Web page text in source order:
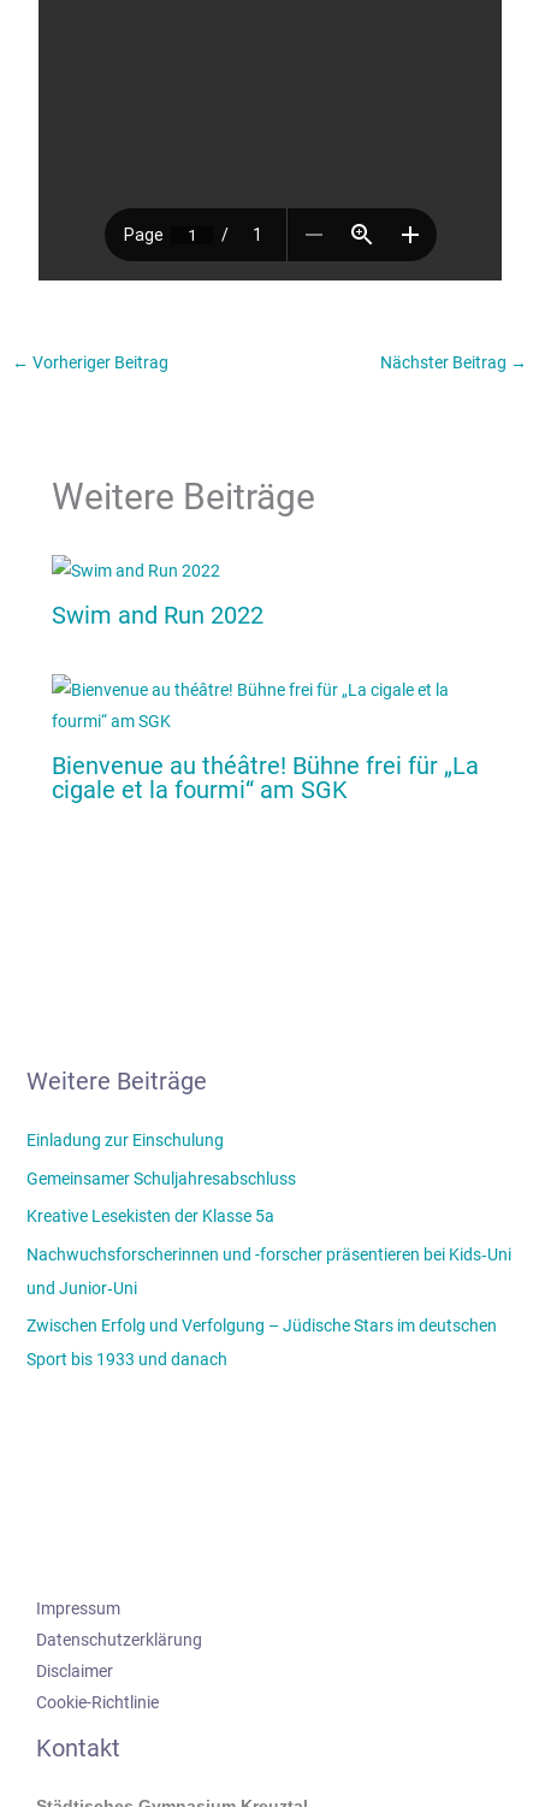
← Vorheriger Beitrag Nächster Beitrag →
Weitere Beiträge
Swim and Run 2022
Bienvenue au théâtre! Bühne frei für „La
cigale et la fourmi“ am SGK
Weitere Beiträge
Einladung zur Einschulung
Gemeinsamer Schuljahresabschluss
Kreative Lesekisten der Klasse 5a
Nachwuchsforscherinnen und -forscher präsentieren bei Kids‑Uni
und Junior‑Uni
Zwischen Erfolg und Verfolgung – Jüdische Stars im deutschen
Sport bis 1933 und danach
Impressum
Datenschutzerklärung
Disclaimer
Cookie-Richtlinie
Kontakt